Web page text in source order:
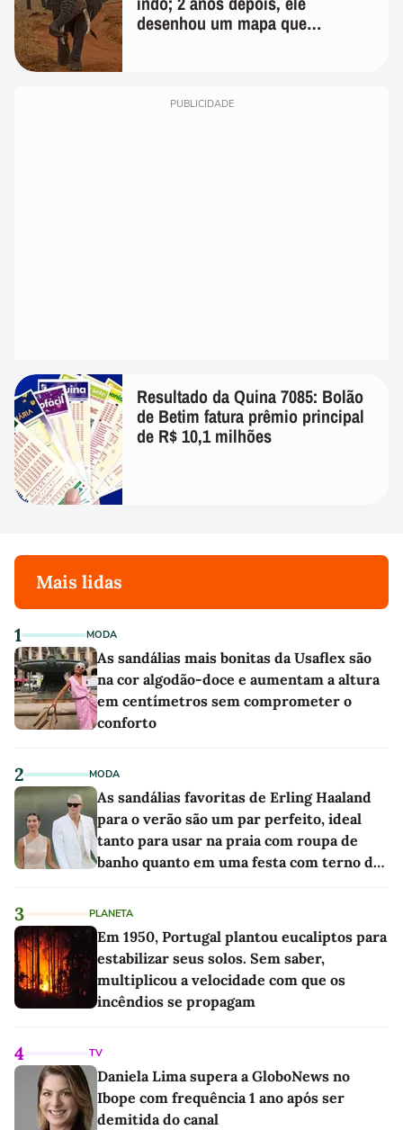
desenhou um mapa que
PUBLICIDADE
Resultado da Quina 7085: Bolão
de Betim fatura prêmio principal
de R$ 10,1 milhões
Mais lidas
1 MODA
As sandálias mais bonitas da Usaflex são
na cor algodão-doce e aumentam a altura
em centímetros sem comprometer o
conforto
2 MODA
As sandálias favoritas de Erling Haaland
para o verão são um par perfeito, ideal
tanto para usar na praia com roupa de
banho quanto em uma festa com terno de
3 PLANETA
Em 1950, Portugal plantou eucaliptos para
estabilizar seus solos. Sem saber,
multiplicou a velocidade com que os
incêndios se propagam
4 TV
Daniela Lima supera a GloboNews no
Ibope com frequência 1 ano após ser
demitida do canal